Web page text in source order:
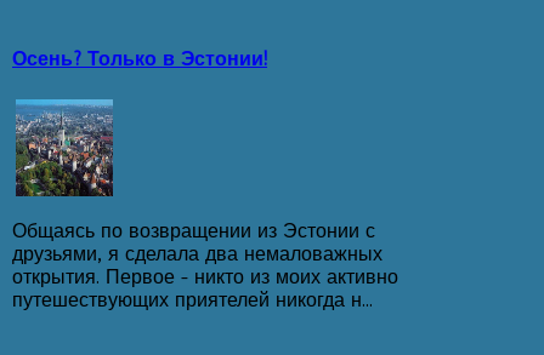
Осень? Только в Эстонии!
Общаясь по возвращении из Эстонии с
друзьями, я сделала два немаловажных
открытия. Первое - никто из моих активно
путешествующих приятелей никогда н...